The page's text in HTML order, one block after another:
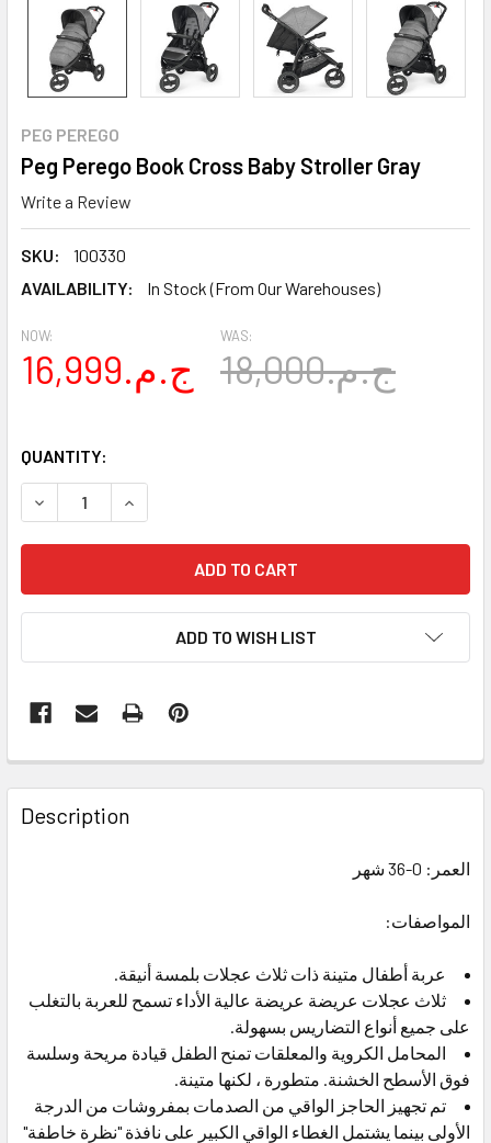
PEG PEREGO
Peg Perego Book Cross Baby Stroller Gray
Write a Review
SKU:
100330
AVAILABILITY:
In Stock (From Our Warehouses)
NOW:
16,999.ج.م
WAS:
18,000.ج.م
QUANTITY:
DECREASE QUANTITY OF PEG PEREGO BOOK CROSS BABY
INCREASE QUANTITY OF PEG PEREGO BOOK
ADD TO WISH LIST
FREQUENTLY
BOUGHT
TOGETHER:
SELECTED
TO CART
Description
العمر: 0-36 شهر
المواصفات:
عربة أطفال متينة ذات ثلاث عجلات بلمسة أنيقة.
ثلاث عجلات عريضة عريضة عالية الأداء تسمح للعربة بالتغلب
على جميع أنواع التضاريس بسهولة.
المحامل الكروية والمعلقات تمنح الطفل قيادة مريحة وسلسة
فوق الأسطح الخشنة. متطورة ، لكنها متينة.
تم تجهيز الحاجز الواقي من الصدمات بمفروشات من الدرجة
الأولى بينما يشتمل الغطاء الواقي الكبير على نافذة "نظرة خاطفة"